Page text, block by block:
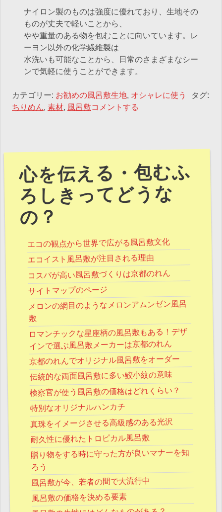
ナイロン製のものは強度に優れており、生地その
ものが丈夫で軽いことから、
やや重量のある物を包むことに向いています。レ
ーヨン以外の化学繊維製は
水洗いも可能なことから、日常のさまざまなシー
ンで気軽に使うことができます。
カテゴリー: お勧めの風呂敷生地, オシャレに使う
タグ:
ちりめん, 素材, 風呂敷コメントする
心を伝える・包むふ
ろしきってどうな
の？
エコの観点から世界で広がる風呂敷文化
エコイスト風呂敷が注目される理由
コスパが高い風呂敷づくりは京都のれん
サイトマップのページ
メロンの網目のようなメロンアムンゼン風呂
敷
ロマンチックな星座柄の風呂敷もある！デザ
インで選ぶ風呂敷メーカーは京都のれん
京都のれんでオリジナル風呂敷をオーダー
伝統的な両面風呂敷に多い鮫小紋の意味
検察官が使う風呂敷の価格はどれくらい？
特別なオリジナルハンカチ
真珠をイメージさせる高級感のある光沢
耐久性に優れたトロピカル風呂敷
贈り物をする時に守った方が良いマナーを知
ろう
風呂敷が今、若者の間で大流行中
風呂敷の価格を決める要素